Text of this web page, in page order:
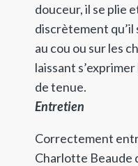
douceur, il se plie
discrètement
au cou ou sur les
laissant
de tenue.
Entretien
Correctement
Charlotte Beaude